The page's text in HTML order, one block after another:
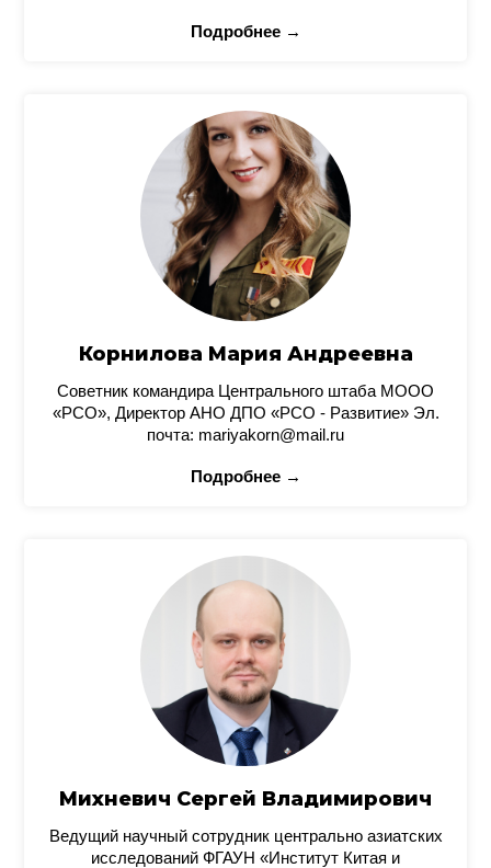
Подробнее →
Корнилова Мария Андреевна
Советник командира Центрального штаба МООО
«РСО», Директор АНО ДПО «РСО - Развитие» Эл.
почта: mariyakorn@mail.ru
Подробнее →
Михневич Сергей Владимирович
Ведущий научный сотрудник центрально азиатских
исследований ФГАУН «Институт Китая и